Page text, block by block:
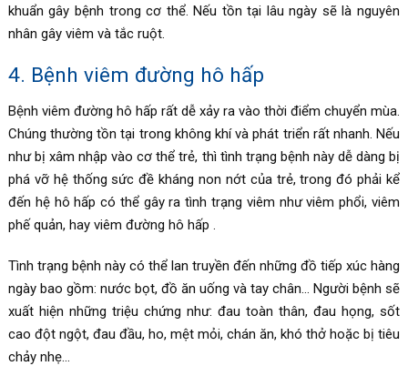
khuẩn gây bệnh trong cơ thể. Nếu tồn tại lâu ngày sẽ là nguyên
nhân gây viêm và tắc ruột.
4. Bệnh viêm đường hô hấp
Bệnh viêm đường hô hấp rất dễ xảy ra vào thời điểm chuyển mùa.
Chúng thường tồn tại trong không khí và phát triển rất nhanh. Nếu
như bị xâm nhập vào cơ thể trẻ, thì tình trạng bệnh này dễ dàng bị
phá vỡ hệ thống sức đề kháng non nớt của trẻ, trong đó phải kể
đến hệ hô hấp có thể gây ra tình trạng viêm như viêm phổi, viêm
phế quản, hay viêm đường hô hấp .
Tình trạng bệnh này có thể lan truyền đến những đồ tiếp xúc hàng
ngày bao gồm: nước bọt, đồ ăn uống và tay chân… Người bệnh sẽ
xuất hiện những triệu chứng như: đau toàn thân, đau họng, sốt
cao đột ngột, đau đầu, ho, mệt mỏi, chán ăn, khó thở hoặc bị tiêu
chảy nhẹ…